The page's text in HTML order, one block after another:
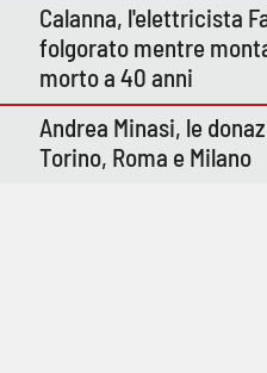
Calanna, l'elettricista
folgorato mentre
morto a 40 anni
Andrea Minasi, le
Torino, Roma e Milano